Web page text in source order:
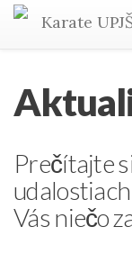
Karate
Prečítajte
Vás niečo